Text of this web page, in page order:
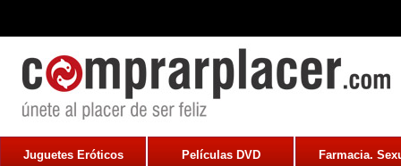
Juguetes Eróticos Películas DVD Farmacia.